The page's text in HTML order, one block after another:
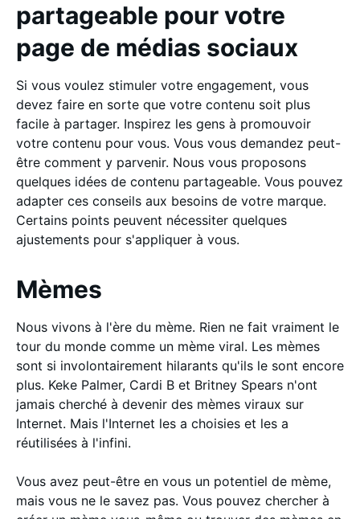
partageable pour votre
page de médias sociaux
Si vous voulez stimuler votre engagement, vous
devez faire en sorte que votre contenu soit plus
facile à partager. Inspirez les gens à promouvoir
votre contenu pour vous. Vous vous demandez peut-
être comment y parvenir. Nous vous proposons
quelques idées de contenu partageable. Vous pouvez
adapter ces conseils aux besoins de votre marque.
Certains points peuvent nécessiter quelques
ajustements pour s'appliquer à vous.
Mèmes
Nous vivons à l'ère du mème. Rien ne fait vraiment le
tour du monde comme un mème viral. Les mèmes
sont si involontairement hilarants qu'ils le sont encore
plus. Keke Palmer, Cardi B et Britney Spears n'ont
jamais cherché à devenir des mèmes viraux sur
Internet. Mais l'Internet les a choisies et les a
réutilisées à l'infini.
Vous avez peut-être en vous un potentiel de mème,
mais vous ne le savez pas. Vous pouvez chercher à